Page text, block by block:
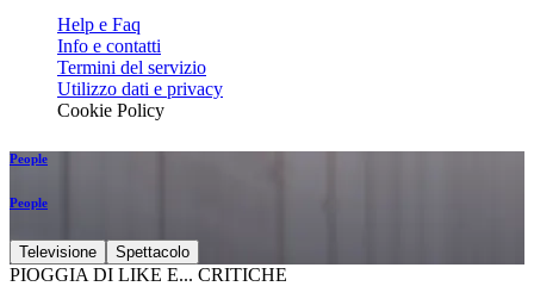
Help e Faq
Info e contatti
Termini del servizio
Utilizzo dati e privacy
Cookie Policy
People
People
Televisione Spettacolo
PIOGGIA DI LIKE E... CRITICHE